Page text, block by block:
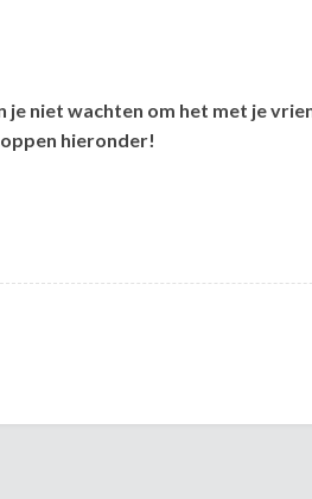
niet wachten om het met je
hieronder!